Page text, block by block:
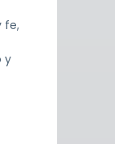
fe,
y